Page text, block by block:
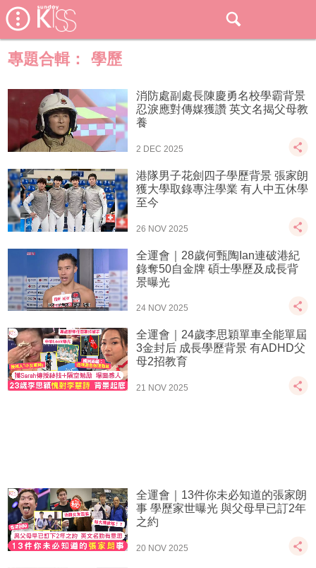
專題合輯： 學歷
消防處副處長陳慶勇名校學霸背景
忍淚應對傳媒獲讚 英文名揭父母教
養
2 DEC 2025
港隊男子花劍四子學歷背景 張家朗
獲大學取錄專注學業 有人中五休學
至今
26 NOV 2025
全運會｜28歲何甄陶Ian連破港紀
錄奪50自金牌 碩士學歷及成長背
景曝光
24 NOV 2025
全運會｜24歲李思穎單車全能單屆
3金封后 成長學歷背景 有ADHD父
母2招教育
21 NOV 2025
全運會｜13件你未必知道的張家朗
事 學歷家世曝光 與父母早已訂2年
之約
20 NOV 2025